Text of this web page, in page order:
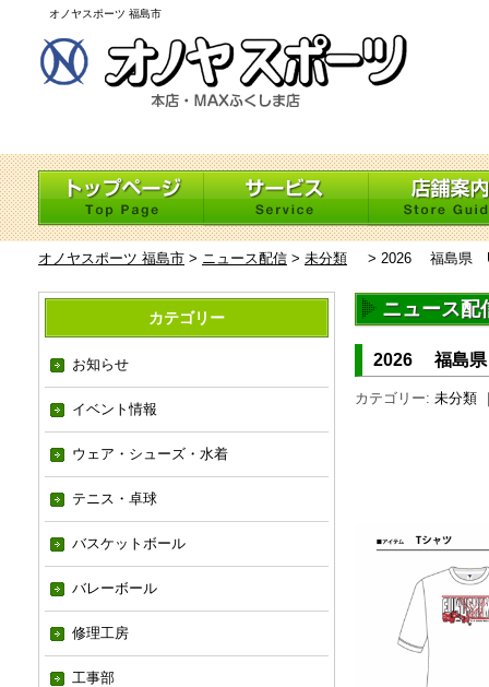
オノヤスポーツ 福島市
オノヤスポーツ 福島市 > ニュース配信 > 未分類 > 2026 福島県
カテゴリー
お知らせ
イベント情報
ウェア・シューズ・水着
テニス・卓球
バスケットボール
バレーボール
修理工房
工事部
ニュース配
2026 福島県
カテゴリー: 未分類